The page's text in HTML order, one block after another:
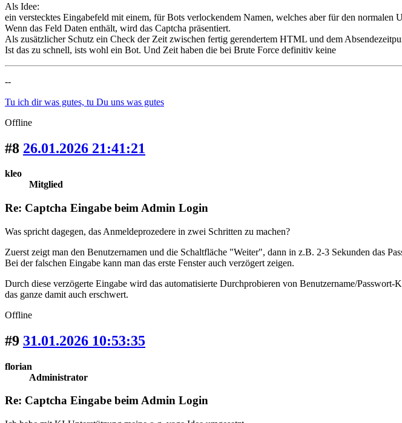
Als Idee:
ein verstecktes Eingabefeld mit einem, für Bots verlockendem Namen, welches aber für den normalen
Wenn das Feld Daten enthält, wird das Captcha präsentiert.
Als zusätzlicher Schutz ein Check der Zeit zwischen fertig gerendertem HTML und dem
Ist das zu schnell, ists wohl ein Bot. Und Zeit haben die bei Brute Force definitiv keine
--
Tu ich dir was gutes, tu Du uns was gutes
Offline
#8 26.01.2026 21:41:21
kleo
Mitglied
Re: Captcha Eingabe beim Admin Login
Was spricht dagegen, das Anmeldeprozedere in zwei Schritten zu machen?
Zuerst zeigt man den Benutzernamen und die Schaltfläche "Weiter", dann in z.B. 2-3 Sekunden das
Bei der falschen Eingabe kann man das erste Fenster auch verzögert zeigen.
Durch diese verzögerte Eingabe wird das automatisierte Durchprobieren von Benutzername/
das ganze damit auch erschwert.
Offline
#9 31.01.2026 10:53:35
florian
Administrator
Re: Captcha Eingabe beim Admin Login